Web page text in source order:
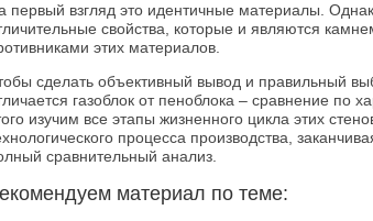
первый взгляд это идентичные материалы.
свойства, которые и являются
этих материалов.
сделать объективный вывод и правильный
газоблок от пеноблока – сравнение по
изучим все этапы жизненного цикла этих
процесса производства,
сравнительный анализ.
материал по теме: